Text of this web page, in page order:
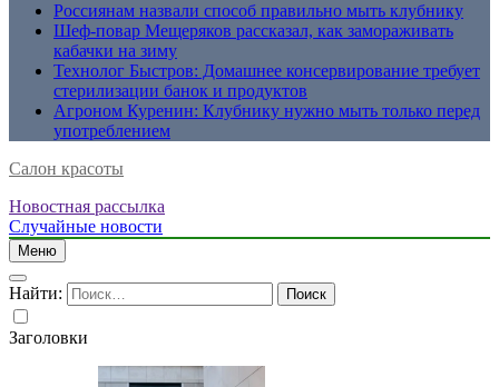
Россиянам назвали способ правильно мыть клубнику
Шеф-повар Мещеряков рассказал, как замораживать
кабачки на зиму
Технолог Быстров: Домашнее консервирование требует
стерилизации банок и продуктов
Агроном Куренин: Клубнику нужно мыть только перед
употреблением
Салон красоты
Новостная рассылка
Случайные новости
Меню
Найти:
Заголовки